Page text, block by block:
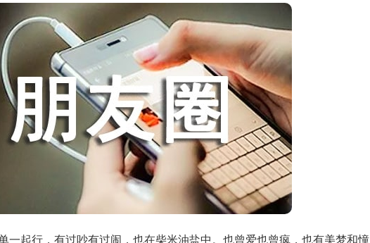
一起行，有过吵有过闹，也在柴米油盐中。也曾爱也曾疯，也有美梦和憧